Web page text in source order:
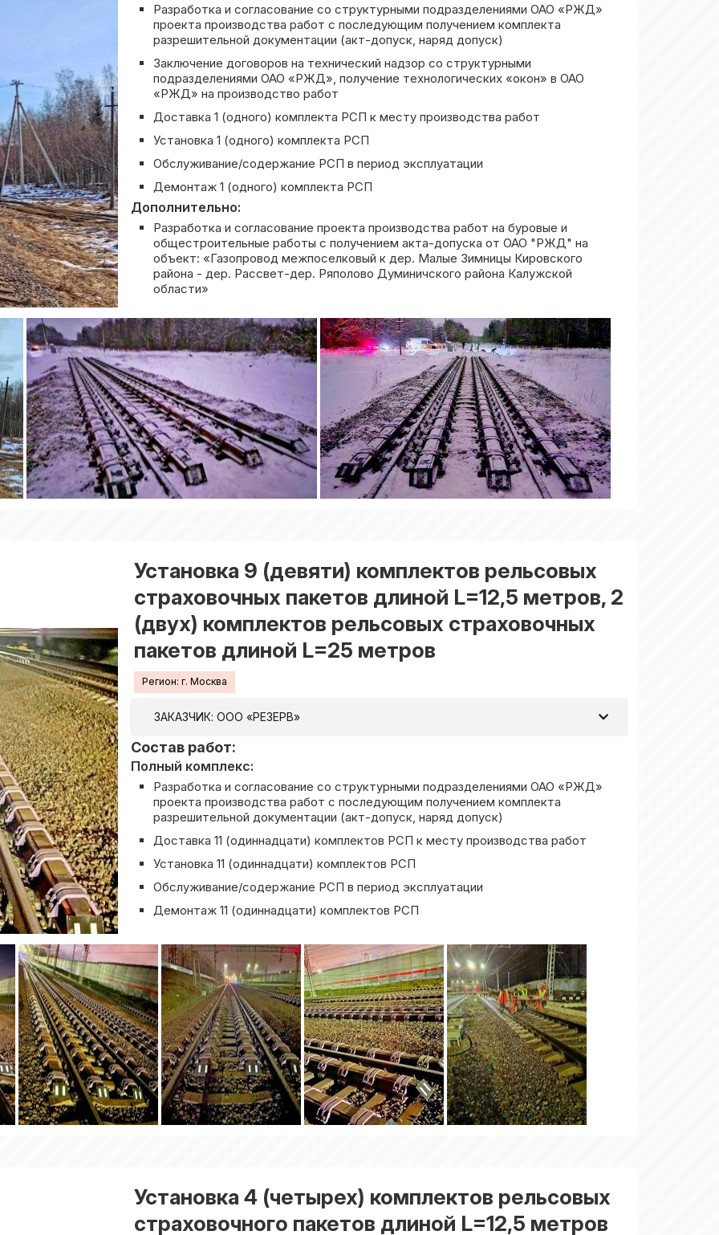
Разработка и согласование со структурными подразделениями ОАО «РЖД»
проекта производства работ с последующим получением комплекта
разрешительной документации (акт-допуск, наряд допуск)
Заключение договоров на технический надзор со структурными
подразделениями ОАО «РЖД», получение технологических «окон» в ОАО
«РЖД» на производство работ
Доставка 1 (одного) комплекта РСП к месту производства работ
Установка 1 (одного) комплекта РСП
Обслуживание/содержание РСП в период эксплуатации
Демонтаж 1 (одного) комплекта РСП
Дополнительно:
Разработка и согласование проекта производства работ на буровые и
общестроительные работы с получением акта-допуска от ОАО "РЖД" на
объект: «Газопровод межпоселковый к дер. Малые Зимницы Кировского
района - дер. Рассвет-дер. Ряполово Думиничского района Калужской
области»
Установка 9 (девяти) комплектов рельсовых
страховочных пакетов длиной L=12,5 метров, 2
(двух) комплектов рельсовых страховочных
пакетов длиной L=25 метров
Регион: г. Москва
ЗАКАЗЧИК: ООО «РЕЗЕРВ»
Состав работ:
Полный комплекс:
Разработка и согласование со структурными подразделениями ОАО «РЖД»
проекта производства работ с последующим получением комплекта
разрешительной документации (акт-допуск, наряд допуск)
Доставка 11 (одиннадцати) комплектов РСП к месту производства работ
Установка 11 (одиннадцати) комплектов РСП
Обслуживание/содержание РСП в период эксплуатации
Демонтаж 11 (одиннадцати) комплектов РСП
Установка 4 (четырех) комплектов рельсовых
страховочного пакетов длиной L=12,5 метров